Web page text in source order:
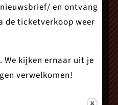
en ontvang
de ticketverkoop weer
We kijken ernaar uit je
verwelkomen!